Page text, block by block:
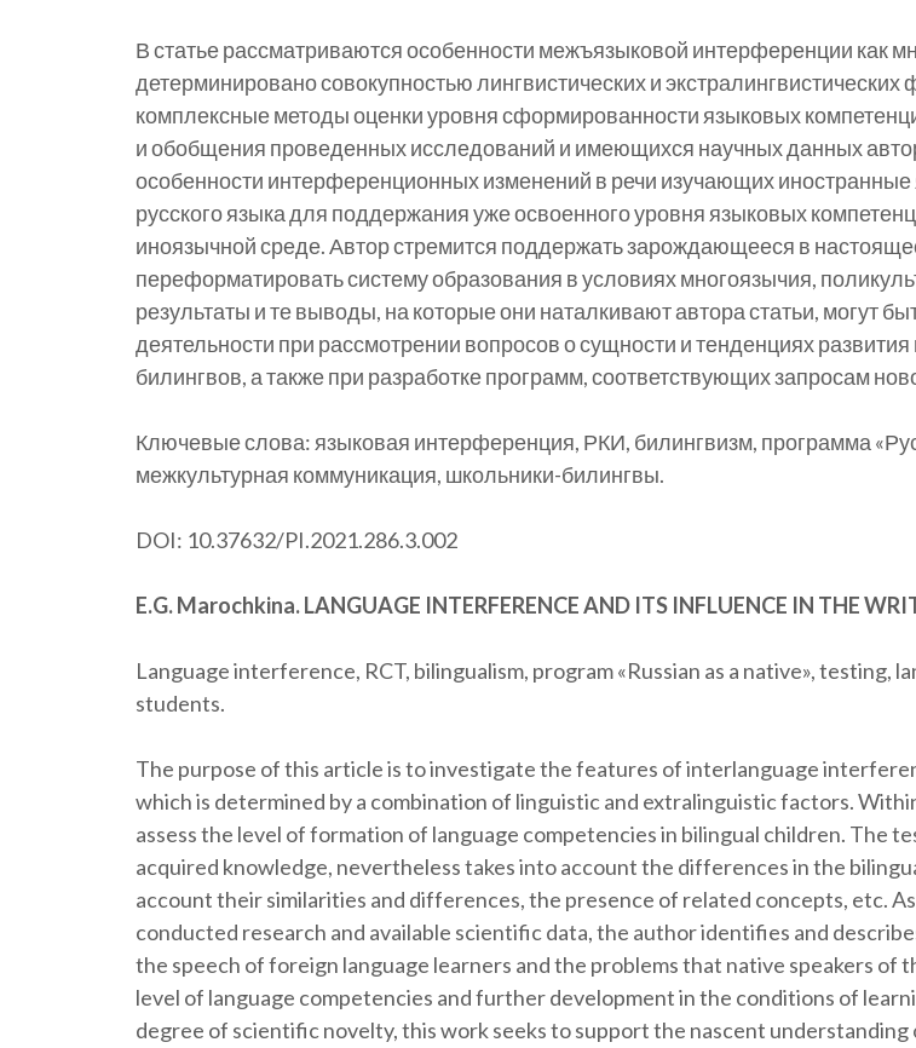
В статье рассматриваются особенности межъязыковой интерференции как
детерминировано совокупностью лингвистических и
комплексные методы оценки уровня сформированности языковых
и обобщения проведенных исследований и имеющихся научных данных
особенности интерференционных изменений в речи изучающих
русского языка для поддержания уже освоенного уровня языковых
иноязычной среде. Автор стремится поддержать зарождающееся в
переформатировать систему образования в условиях многоязычия,
результаты и те выводы, на которые они наталкивают автора статьи, могут
деятельности при рассмотрении вопросов о сущности и тенденциях
билингвов, а также при разработке программ, соответствующих запросам
Ключевые слова: языковая интерференция, РКИ, билингвизм, программа
межкультурная коммуникация, школьники-билингвы.
DOI: 10.37632/PI.2021.286.3.002
E.G. Marochkina. LANGUAGE INTERFERENCE AND ITS INFLUENCE IN THE
Language interference, RCT, bilingualism, program «Russian as a native»,
students.
The purpose of this article is to investigate the features of interlanguage
which is determined by a combination of linguistic and extralinguistic factors.
assess the level of formation of language competencies in bilingual children. The
acquired knowledge, nevertheless takes into account the differences in the
account their similarities and differences, the presence of related concepts, etc.
conducted research and available scientific data, the author identifies and
the speech of foreign language learners and the problems that native speakers of
level of language competencies and further development in the conditions of
degree of scientific novelty, this work seeks to support the nascent